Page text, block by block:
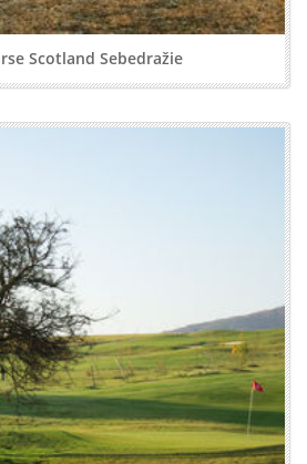
Scotland Sebedražie